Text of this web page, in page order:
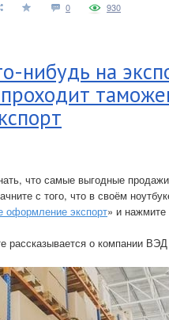
0 930
нибудь на
что самые выгодные
с того, что в своём
оформление экспорт» и
рассказывается о компании